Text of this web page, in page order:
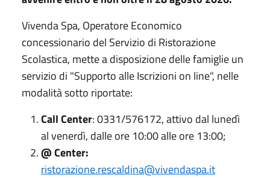
Vivenda Spa, Operatore Economico
concessionario del Servizio di Ristorazione
Scolastica, mette a disposizione delle famiglie un
servizio di "Supporto alle Iscrizioni on line", nelle
modalità sotto riportate:
Call Center: 0331/576172, attivo dal lunedì
al venerdì, dalle ore 10:00 alle ore 13:00;
@ Center:
ristorazione.rescaldina@vivendaspa.it